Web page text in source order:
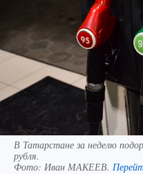
В Татарстане за неделю
рубля.
Фото: Иван МАКЕЕВ.